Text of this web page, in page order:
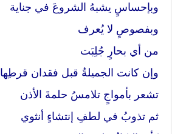
وبإحساسٍ يشبهُ الشروعَ في جناية
وبفصوصٍ لا يُعرف
من أي بحارٍ جُلِبَت
وإن كانت الجميلةُ قبل فقدان قرطِها
تشعر بأمواجٍ تلامسُ حلمةَ الأذن
ثم تذوبُ في لطفِ إنتشاءٍ أنثوي